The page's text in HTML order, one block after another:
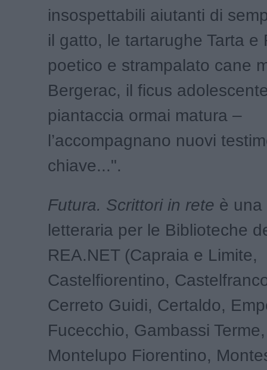
insospettabili aiutanti di
il gatto, le tartarughe Tarta e
poetico e strampalato cane
Bergerac, il ficus
piantaccia ormai matura –
l’accompagnano nuovi
chiave...".
Futura. Scrittori in rete è una
letteraria per le Biblioteche
REA.NET (Capraia e Limite,
Castelfiorentino,
Cerreto Guidi, Certaldo,
Fucecchio, Gambassi
Montelupo Fiorentino,